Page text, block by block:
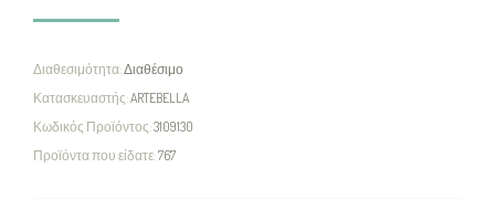
Διαθεσιμότητα:Διαθέσιμο
Κατασκευαστής:ARTEBELLA
Κωδικός Προϊόντος:3109130
Προϊόντα που είδατε:767